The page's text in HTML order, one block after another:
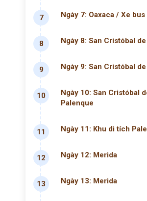
7 Ngày 7: Oaxaca / Xe
8 Ngày 8: San Cristóbal
9 Ngày 9: San Cristóbal
10
Ngày 10: San Cristóbal
Palenque
11 Ngày 11: Khu di tích
12 Ngày 12: Merida
13 Ngày 13: Merida